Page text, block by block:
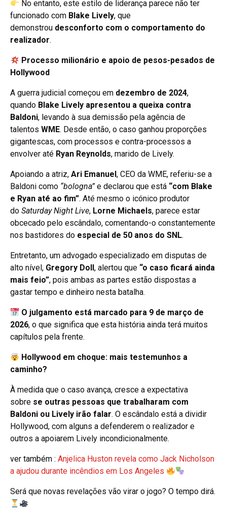
No entanto, este estilo de liderança parece não ter
funcionado com Blake Lively, que
demonstrou desconforto com o comportamento do
realizador.
Processo milionário e apoio de pesos-pesados de
Hollywood
A guerra judicial começou em dezembro de 2024,
quando Blake Lively apresentou a queixa contra
Baldoni, levando à sua demissão pela agência de
talentos WME. Desde então, o caso ganhou proporções
gigantescas, com processos e contra-processos a
envolver até Ryan Reynolds, marido de Lively.
Apoiando a atriz, Ari Emanuel , CEO da WME, referiu-se a
Baldoni como “bologna” e declarou que está “com Blake
e Ryan até ao fim”. Até mesmo o icónico produtor
do Saturday Night Live, Lorne Michaels, parece estar
obcecado pelo escândalo, comentando-o constantemente
nos bastidores do especial de 50 anos do SNL.
Entretanto, um advogado especializado em disputas de
alto nível, Gregory Doll , alertou que “o caso ficará ainda
mais feio”, pois ambas as partes estão dispostas a
gastar tempo e dinheiro nesta batalha.
O julgamento está marcado para 9 de março de
2026, o que significa que esta história ainda terá muitos
capítulos pela frente.
Hollywood em choque: mais testemunhos a
caminho?
À medida que o caso avança, cresce a expectativa
sobre se outras pessoas que trabalharam com
Baldoni ou Lively irão falar. O escândalo está a dividir
Hollywood, com alguns a defenderem o realizador e
outros a apoiarem Lively incondicionalmente.
ver também : Anjelica Huston revela como Jack Nicholson
a ajudou durante incêndios em Los Angeles
Será que novas revelações vão virar o jogo? O tempo dirá.